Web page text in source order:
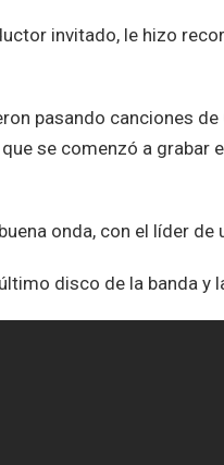
invitado, le hizo
pasando canciones
se comenzó a grabar
onda, con el líder
disco de la banda y